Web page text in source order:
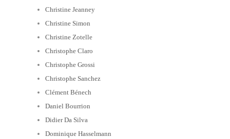
Christine Jeanney
Christine Simon
Christine Zotelle
Christophe Claro
Christophe Grossi
Christophe Sanchez
Clément Bénech
Daniel Bourrion
Didier Da Silva
Dominique Hasselmann